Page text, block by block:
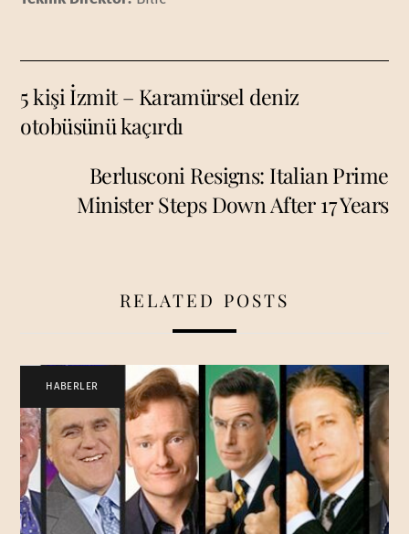
5 kişi İzmit – Karamürsel deniz
otobüsünü kaçırdı
Berlusconi Resigns: Italian Prime
Minister Steps Down After 17 Years
RELATED POSTS
HABERLER